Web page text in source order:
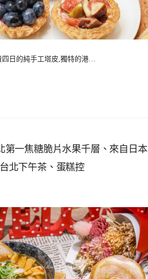
四日的純手工塔皮,獨特的港…
第一焦糖脆片水果千層、來自日本
北下午茶、蛋糕控